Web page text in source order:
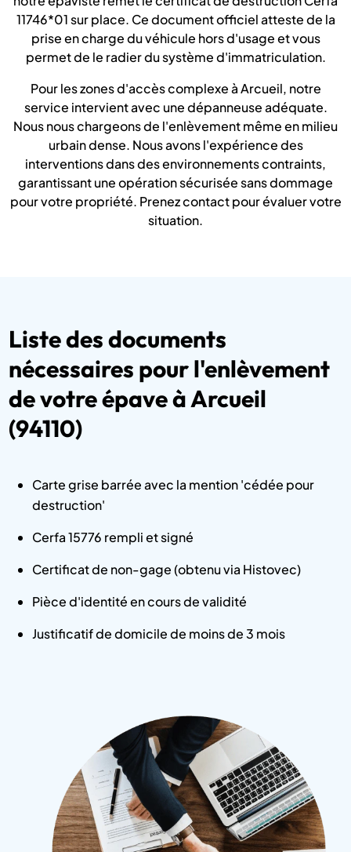
11746*01 sur place. Ce document officiel atteste de la
prise en charge du véhicule hors d'usage et vous
permet de le radier du système d'immatriculation.
Pour les zones d'accès complexe à Arcueil, notre
service intervient avec une dépanneuse adéquate.
Nous nous chargeons de l'enlèvement même en milieu
urbain dense. Nous avons l'expérience des
interventions dans des environnements contraints,
garantissant une opération sécurisée sans dommage
pour votre propriété. Prenez contact pour évaluer votre
situation.
Liste des documents
nécessaires pour l'enlèvement
de votre épave à Arcueil
(94110)
Carte grise barrée avec la mention 'cédée pour
destruction'
Cerfa 15776 rempli et signé
Certificat de non-gage (obtenu via Histovec)
Pièce d'identité en cours de validité
Justificatif de domicile de moins de 3 mois